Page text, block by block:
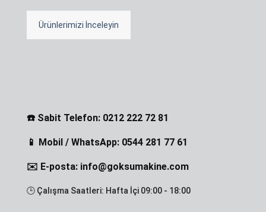
Ürünlerimizi İnceleyin
☎️ Sabit Telefon: 0212 222 72 81
📱 Mobil / WhatsApp: 0544 281 77 61
✉️ E-posta: info@goksumakine.com
🕒 Çalışma Saatleri: Hafta İçi 09:00 - 18:00